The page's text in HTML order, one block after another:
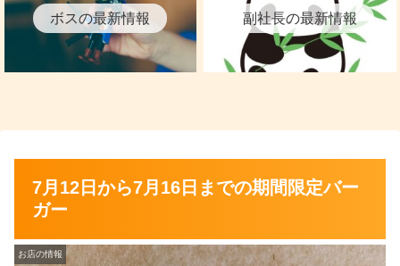
ボスの最新情報 副社長の最新情報
7月12日から7月16日までの期間限定バー
ガー
お店の情報